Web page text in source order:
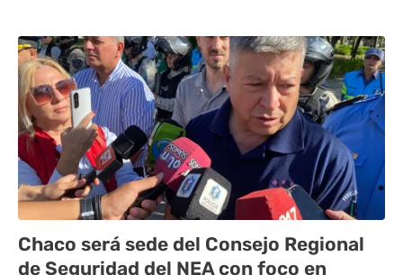
Chaco será sede del Consejo Regional
de Seguridad del NEA con foco en